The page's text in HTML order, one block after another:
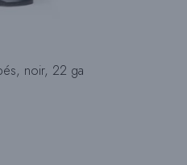
noir, 22 ga